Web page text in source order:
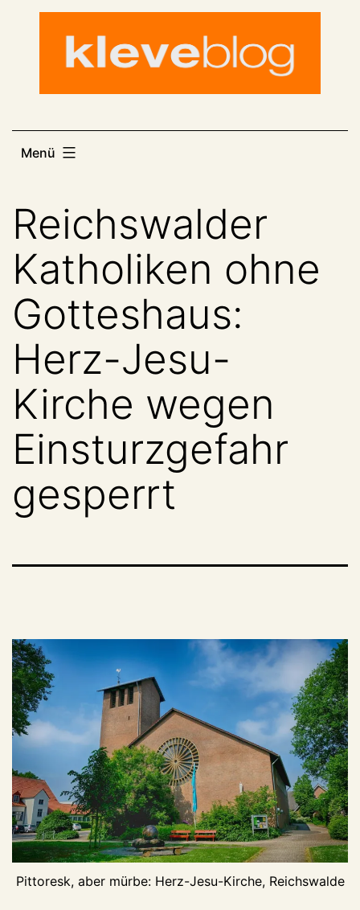
Menü
Reichswalder
Katholiken ohne
Gotteshaus:
Herz-Jesu-
Kirche wegen
Einsturzgefahr
gesperrt
Pittoresk, aber mürbe: Herz-Jesu-Kirche, Reichswalde